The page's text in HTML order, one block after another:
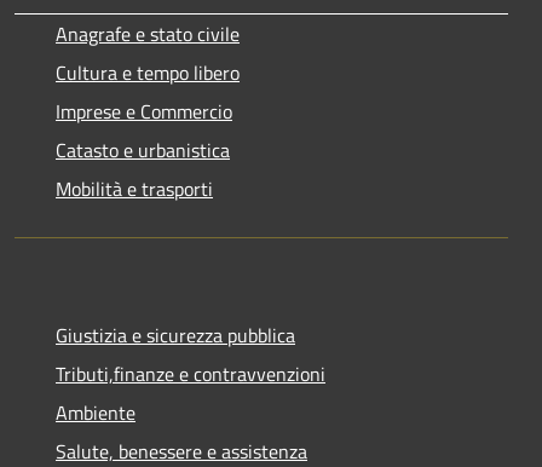
Anagrafe e stato civile
Cultura e tempo libero
Imprese e Commercio
Catasto e urbanistica
Mobilità e trasporti
Giustizia e sicurezza pubblica
Tributi,finanze e contravvenzioni
Ambiente
Salute, benessere e assistenza